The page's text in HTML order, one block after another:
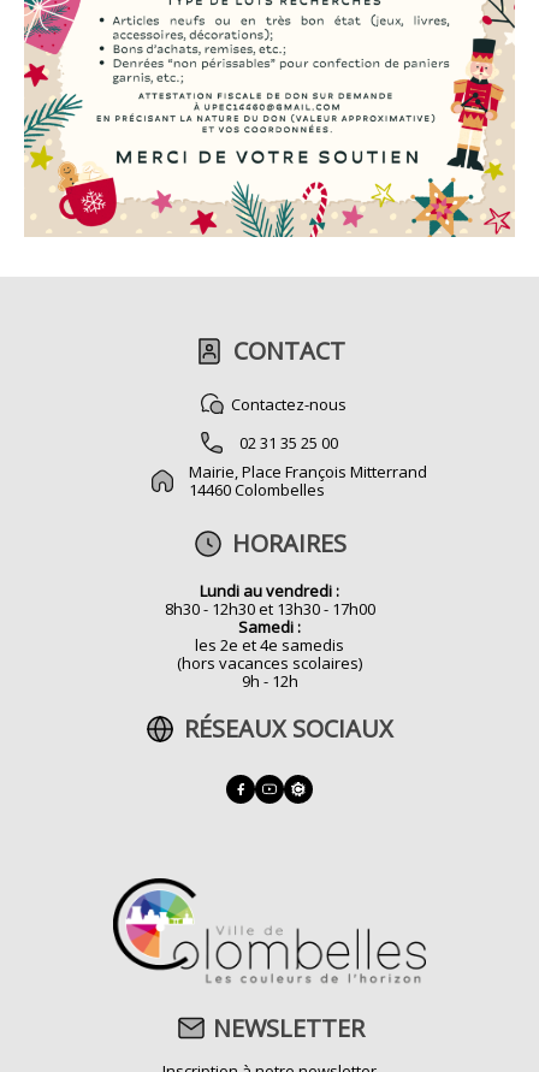
CONTACT
Contactez-nous
02 31 35 25 00
Mairie, Place François Mitterrand
14460 Colombelles
HORAIRES
Lundi au vendredi :
8h30 - 12h30 et 13h30 - 17h00
Samedi :
les 2e et 4e samedis
(hors vacances scolaires)
9h - 12h
RÉSEAUX SOCIAUX
NEWSLETTER